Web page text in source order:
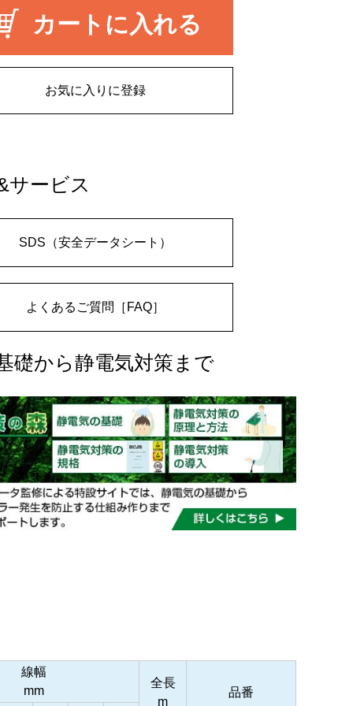
カートに入れる
お気に入りに登録
サービス
SDS（安全データシート）
よくあるご質問［FAQ］
礎から静電気対策まで
線幅
mm
全長
m
品番